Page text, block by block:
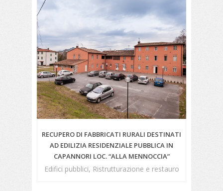
RECUPERO DI FABBRICATI RURALI DESTINATI
AD EDILIZIA RESIDENZIALE PUBBLICA IN
CAPANNORI LOC. “ALLA MENNOCCIA”
Edifici pubblici, Ristrutturazione e restauro